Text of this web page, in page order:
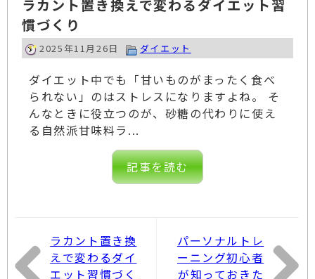
ラカント置き換えで変わるダイエット習
慣づくり
2025年11月26日 ダイエット
ダイエット中でも「甘いものがまったく食べ
られない」のはストレスになりますよね。 そ
んなときに役立つのが、砂糖の代わりに使え
る自然派甘味料ラ...
記事を読む
ラカント置き換
えで変わるダイ
エット習慣づく
パーソナルトレ
ーニング初心者
が知っておきた